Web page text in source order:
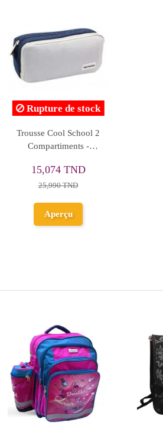
Rupture de stock
Trousse Cool School 2
Compartiments -
15,074 TND
25,990 TND
Aperçu